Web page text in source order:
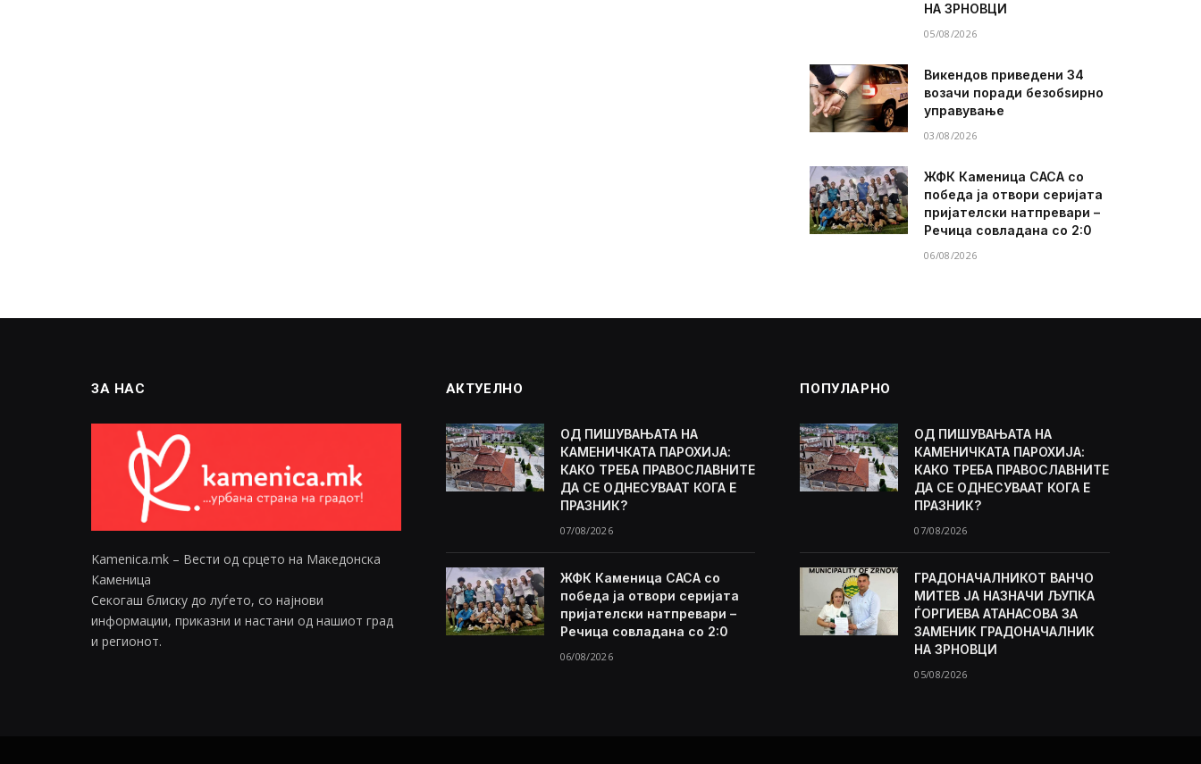
НА ЗРНОВЦИ
05/08/2026
Викендов приведени 34
возачи поради безобѕирно
управување
03/08/2026
ЖФК Каменица САСА со
победа ја отвори серијата
пријателски натпревари –
Речица совладана со 2:0
06/08/2026
ЗА НАС
Kamenica.mk – Вести од срцето на Македонска
Каменица
Секогаш блиску до луѓето, со најнови
информации, приказни и настани од нашиот град
и регионот.
АКТУЕЛНО
ОД ПИШУВАЊАТА НА
КАМЕНИЧКАТА ПАРОХИЈА:
КАКО ТРЕБА ПРАВОСЛАВНИТЕ
ДА СЕ ОДНЕСУВААТ КОГА Е
ПРАЗНИК?
07/08/2026
ЖФК Каменица САСА со
победа ја отвори серијата
пријателски натпревари –
Речица совладана со 2:0
06/08/2026
ПОПУЛАРНО
ОД ПИШУВАЊАТА НА
КАМЕНИЧКАТА ПАРОХИЈА:
КАКО ТРЕБА ПРАВОСЛАВНИТЕ
ДА СЕ ОДНЕСУВААТ КОГА Е
ПРАЗНИК?
07/08/2026
ГРАДОНАЧАЛНИКОТ ВАНЧО
МИТЕВ ЈА НАЗНАЧИ ЉУПКА
ЃОРГИЕВА АТАНАСОВА ЗА
ЗАМЕНИК ГРАДОНАЧАЛНИК
НА ЗРНОВЦИ
05/08/2026